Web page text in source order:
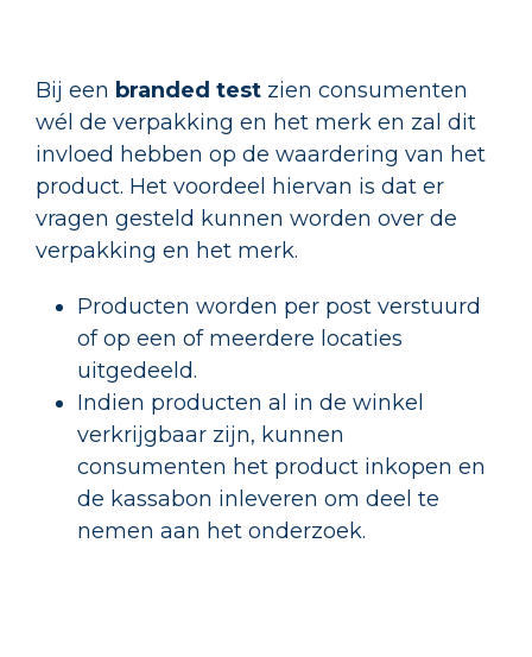
Bij een branded test zien consumenten
wél de verpakking en het merk en zal dit
invloed hebben op de waardering van het
product. Het voordeel hiervan is dat er
vragen gesteld kunnen worden over de
verpakking en het merk.
Producten worden per post verstuurd
of op een of meerdere locaties
uitgedeeld.
Indien producten al in de winkel
verkrijgbaar zijn, kunnen
consumenten het product inkopen en
de kassabon inleveren om deel te
nemen aan het onderzoek.